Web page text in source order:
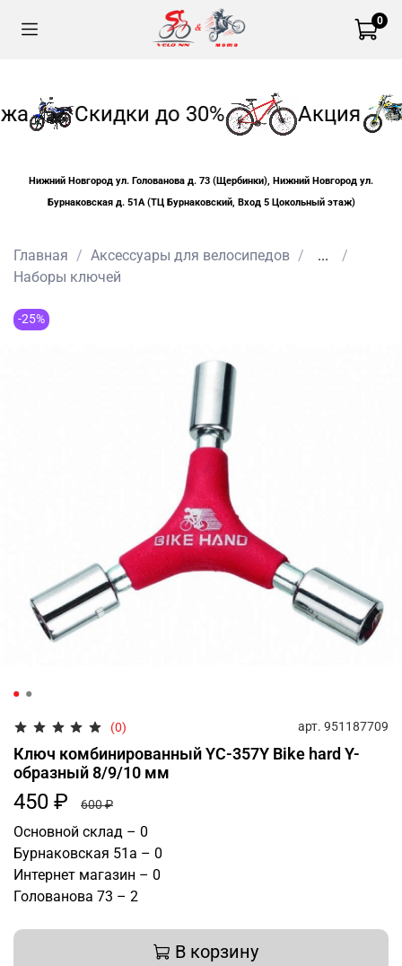
0
Скидки до 30% Акция
Нижний Новгород ул. Голованова д. 73 (Щербинки), Нижний Новгород ул.
Бурнаковская д. 51А (ТЦ Бурнаковский, Вход 5 Цокольный этаж)
Главная Аксессуары для велосипедов
...
Наборы ключей
-25%
(0) арт. 951187709
Ключ комбинированный YC-357Y Bike hard Y-
образный 8/9/10 мм
450 ₽ 600 ₽
Основной склад – 0
Бурнаковская 51а – 0
Интернет магазин – 0
Голованова 73 – 2
В корзину